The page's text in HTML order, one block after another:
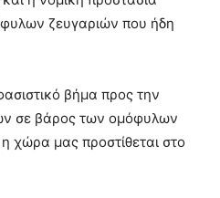
ζευγαριών που ήδη
βήμα προς την
σε βάρος των ομόφυλων
η χώρα μας προστίθεται στο